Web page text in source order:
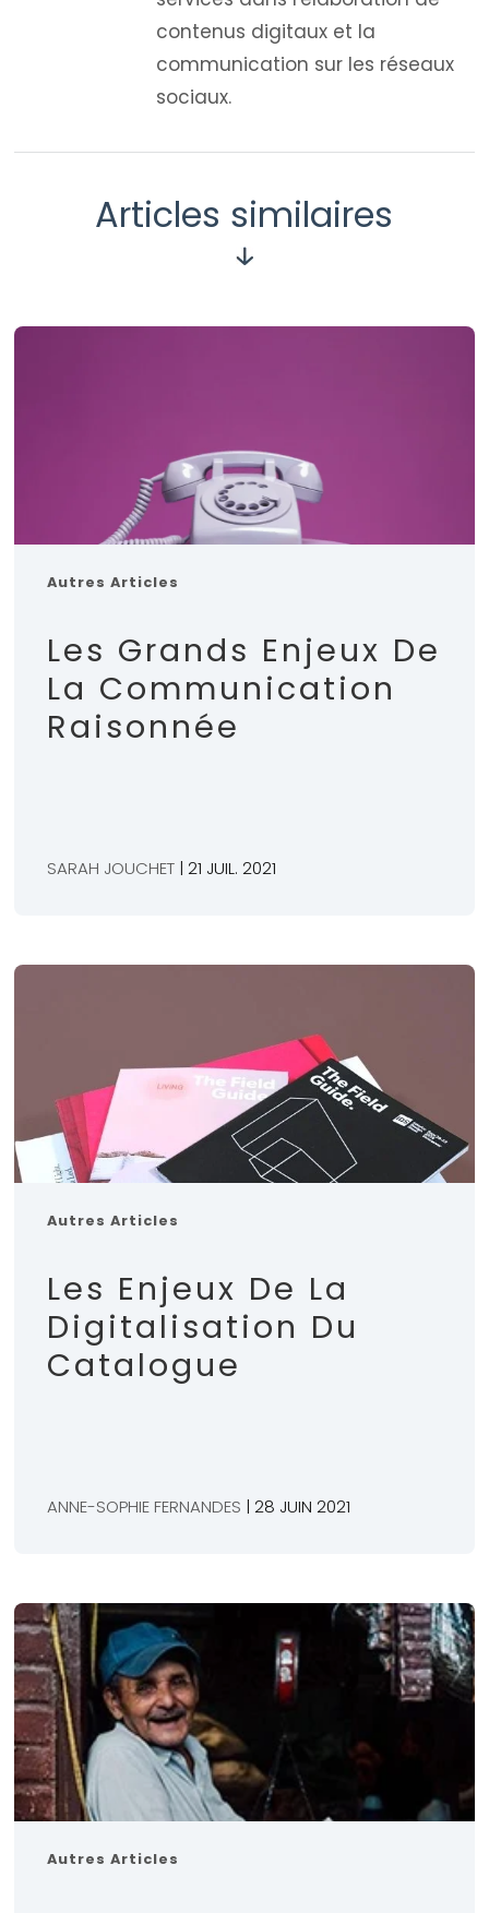
contenus digitaux et la
communication sur les réseaux
sociaux.
Articles similaires
Autres Articles
Les Grands Enjeux De
La Communication
Raisonnée
SARAH JOUCHET | 21 JUIL. 2021
Autres Articles
Les Enjeux De La
Digitalisation Du
Catalogue
ANNE-SOPHIE FERNANDES | 28 JUIN 2021
Autres Articles